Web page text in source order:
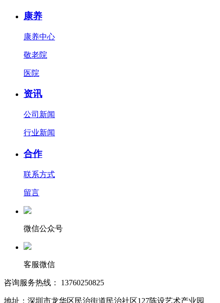
康养
康养中心
敬老院
医院
资讯
公司新闻
行业新闻
合作
联系方式
留言
微信公众号
客服微信
咨询服务热线： 13760250825
地址：深圳市龙华区民治街道民治社区127陈设艺术产业园